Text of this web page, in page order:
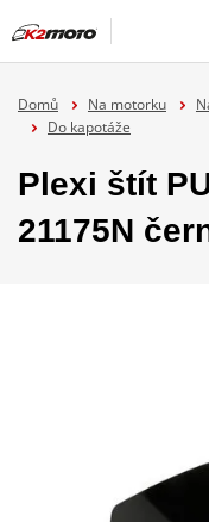
Domů Na motorku
Do kapotáže
Plexi štít
21175N